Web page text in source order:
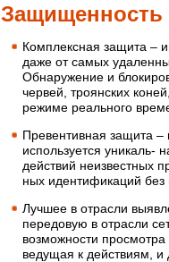
Защищенность
Комплексная защита –
даже от самых
Обнаружение и
червей, троянских
режиме реального
Превентивная защита –
используется уникаль-
действий неизвестных
ных идентификаций без
Лучшее в отрасли
передовую в отрасли
возможности
ведущая к действиям, и